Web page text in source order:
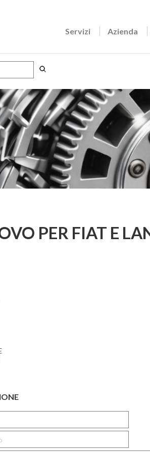
Servizi Azienda
PER FIAT E